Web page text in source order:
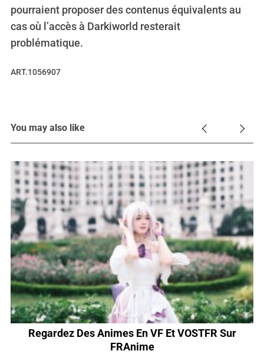
pourraient proposer des contenus équivalents au
cas où l’accès à Darkiworld resterait
problématique.
ART.1056907
You may also like
Regardez Des Animes En VF Et VOSTFR Sur
FRAnime